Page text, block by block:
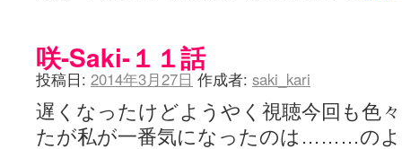
オレのぞん / 咲さんのお誕生日です （ギリギリ）
飛鳥の巣 - 咲-Saki- / 咲キャラがギタリストだったら...【風越編】
遊び半分 / もうすぐ８月も終わり (16:03)
咲-Saki-麻雀録 / 台風に強そうな咲キャラ (05:45)
君の友達。 / マイ・フェア・レディ (12:49)
咲-Saki-１１話
投稿日: 2014年3月27日 作成者: saki_kari
遅くなったけどようやく視聴今回も色
たが私が一番気になったのは………のよ